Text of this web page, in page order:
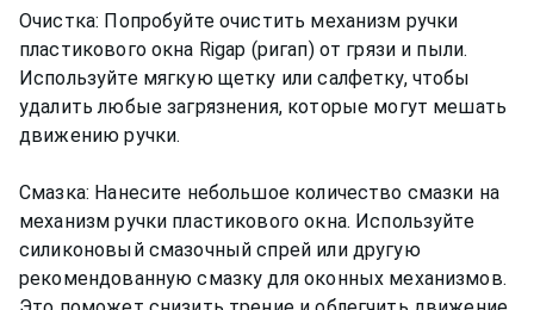
Очистка: Попробуйте очистить механизм ручки
пластикового окна Rigap (ригап) от грязи и пыли.
Используйте мягкую щетку или салфетку, чтобы
удалить любые загрязнения, которые могут мешать
движению ручки.
Смазка: Нанесите небольшое количество смазки на
механизм ручки пластикового окна. Используйте
силиконовый смазочный спрей или другую
рекомендованную смазку для оконных механизмов.